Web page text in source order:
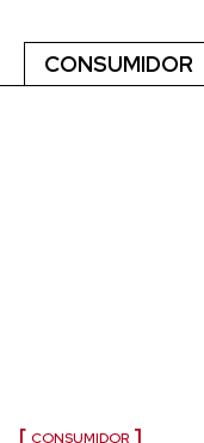
CONSUMIDOR
CONSUMIDOR